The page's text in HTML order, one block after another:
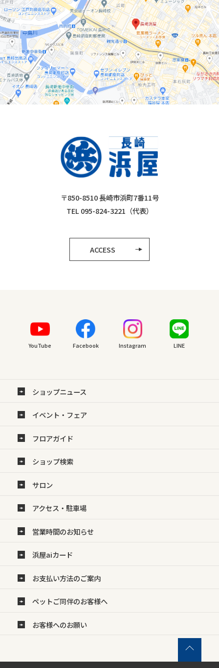
〒850-8510 長崎市浜町7番11号
TEL 095-824-3221（代表）
ACCESS
YouTube Facebook Instagram LINE
ショップニュース
イベント・フェア
フロアガイド
ショップ検索
サロン
アクセス・駐車場
営業時間のお知らせ
浜屋aiカード
お支払い方法のご案内
ペットご同伴のお客様へ
お客様へのお願い